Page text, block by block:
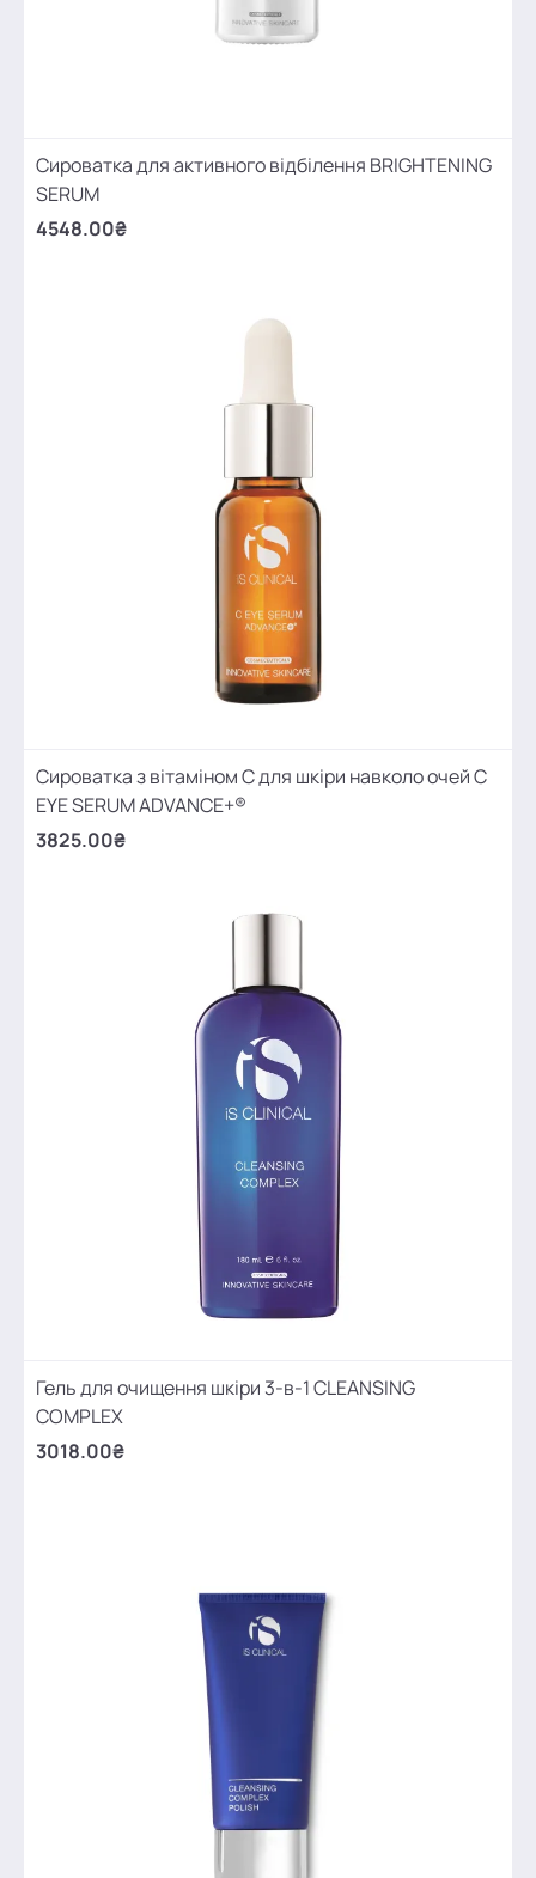
Сироватка для активного відбілення BRIGHTENING
SERUM
4548.00₴
Сироватка з вітаміном С для шкіри навколо очей C
EYE SERUM ADVANCE+®
3825.00₴
Гель для очищення шкіри 3-в-1 CLEANSING
COMPLEX
3018.00₴